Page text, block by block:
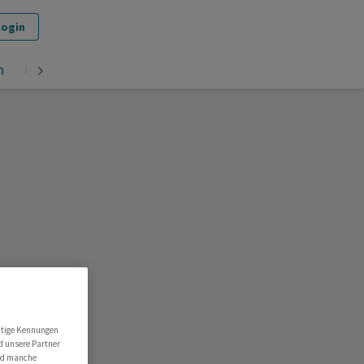
Krypto
Kennungen
unsere Partner
manche